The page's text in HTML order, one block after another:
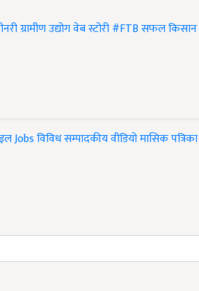
ग्रामीण उद्योगवेब स्टोरी#FTBसफल किसान
Jobsविविधसम्पादकीयवीडियोमासिक पत्रिका